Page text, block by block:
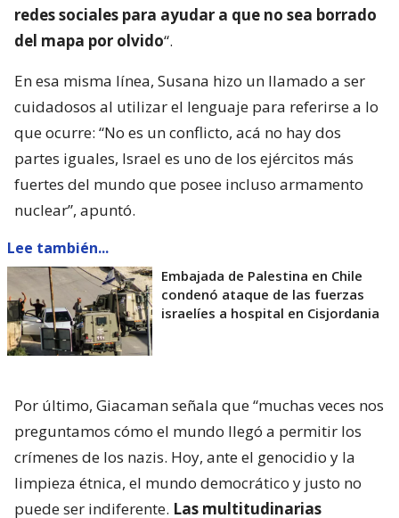
redes sociales para ayudar a que no sea borrado
del mapa por olvido“.
En esa misma línea, Susana hizo un llamado a ser
cuidadosos al utilizar el lenguaje para referirse a lo
que ocurre: “No es un conflicto, acá no hay dos
partes iguales, Israel es uno de los ejércitos más
fuertes del mundo que posee incluso armamento
nuclear”, apuntó.
Lee también...
Embajada de Palestina en Chile
condenó ataque de las fuerzas
israelíes a hospital en Cisjordania
Por último, Giacaman señala que “muchas veces nos
preguntamos cómo el mundo llegó a permitir los
crímenes de los nazis. Hoy, ante el genocidio y la
limpieza étnica, el mundo democrático y justo no
puede ser indiferente. Las multitudinarias